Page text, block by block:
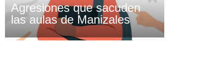
Agresiones que sacuden
las aulas de Manizales